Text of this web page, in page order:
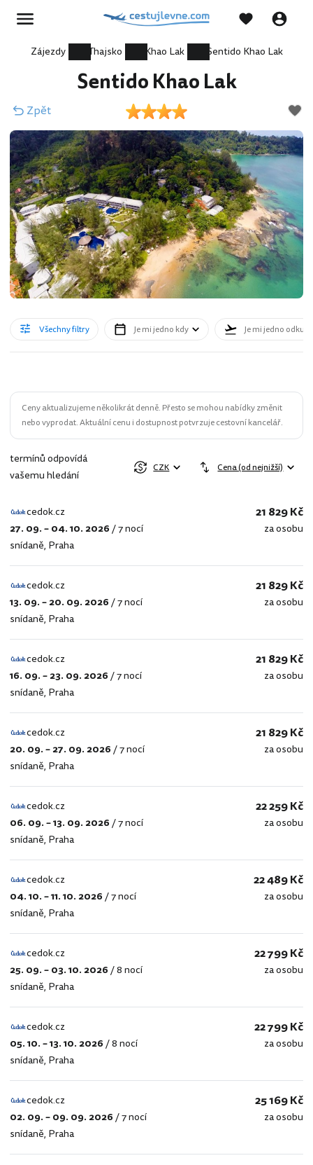
Zájezdy Thajsko Khao Lak Sentido Khao Lak
Sentido Khao Lak
Zpět
Všechny filtry Je mi jedno kdy Je mi jedno odkud
Ceny aktualizujeme několikrát denně. Přesto se mohou nabídky změnit
nebo vyprodat. Aktuální cenu i dostupnost potvrzuje cestovní kancelář.
termínů odpovídá
vašemu hledání
CZK Cena (od nejnižší)
cedok.cz
cedok.cz
27. 09. – 04. 10. 2026/7 nocí
snídaně, Praha
21 829 Kč
za osobu
cedok.cz
cedok.cz
13. 09. – 20. 09. 2026/7 nocí
snídaně, Praha
21 829 Kč
za osobu
cedok.cz
cedok.cz
16. 09. – 23. 09. 2026/7 nocí
snídaně, Praha
21 829 Kč
za osobu
cedok.cz
cedok.cz
20. 09. – 27. 09. 2026/7 nocí
snídaně, Praha
21 829 Kč
za osobu
cedok.cz
cedok.cz
06. 09. – 13. 09. 2026/7 nocí
snídaně, Praha
22 259 Kč
za osobu
cedok.cz
cedok.cz
04. 10. – 11. 10. 2026/7 nocí
snídaně, Praha
22 489 Kč
za osobu
cedok.cz
cedok.cz
25. 09. – 03. 10. 2026/8 nocí
snídaně, Praha
22 799 Kč
za osobu
cedok.cz
cedok.cz
05. 10. – 13. 10. 2026/8 nocí
snídaně, Praha
22 799 Kč
za osobu
cedok.cz
cedok.cz
02. 09. – 09. 09. 2026/7 nocí
snídaně, Praha
25 169 Kč
za osobu